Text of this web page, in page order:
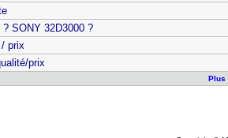
SONY 32D3000 ?
/ prix
prix
Plus